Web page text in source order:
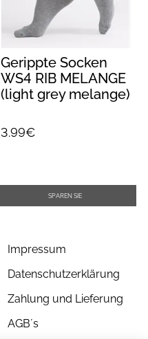
Gerippte Socken
WS4 RIB MELANGE
(light grey melange)
3.99€
SPAREN SIE
Impressum
Datenschutzerklärung
Zahlung und Lieferung
AGB´s